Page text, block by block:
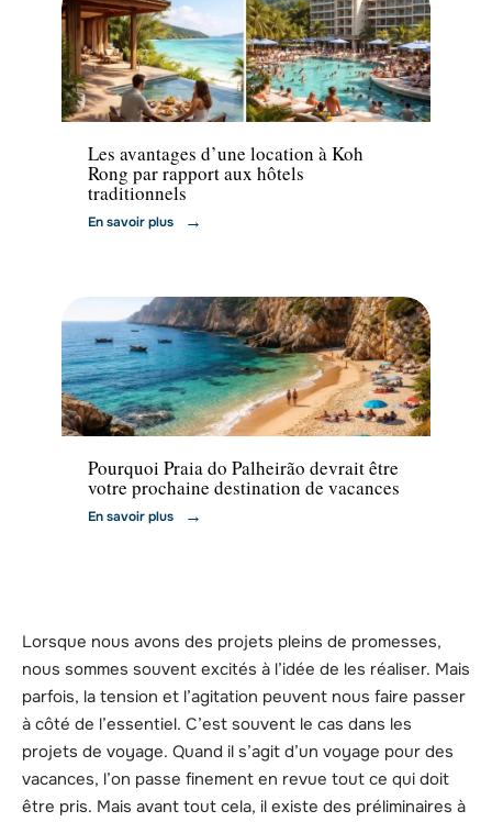
Hébergement
Les avantages d’une location à Koh
Rong par rapport aux hôtels
traditionnels
En savoir plus
Voyage
Pourquoi Praia do Palheirão devrait être
votre prochaine destination de vacances
En savoir plus
Lorsque nous avons des projets pleins de promesses,
nous sommes souvent excités à l’idée de les réaliser. Mais
parfois, la tension et l’agitation peuvent nous faire passer
à côté de l’essentiel. C’est souvent le cas dans les
projets de voyage. Quand il s’agit d’un voyage pour des
vacances, l’on passe finement en revue tout ce qui doit
être pris. Mais avant tout cela, il existe des préliminaires à